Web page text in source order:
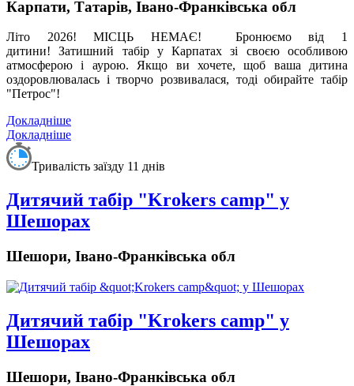
Карпати, Татарів, Івано-Франківська обл
Літо 2026! МІСЦЬ НЕМАЄ! Бронюємо від 1
дитини!
Затишний табір у Карпатах зі своєю особливою
атмосферою і аурою. Якщо ви хочете, щоб ваша дитина
оздоровлювалась і творчо розвивалася, тоді обирайте табір
"Петрос"!
Докладніше
Докладніше
Тривалість заїзду 11 днів
Дитячий табір "Krokers camp" у
Шешорах
Шешори, Івано-Франківська обл
Дитячий табір "Krokers camp" у
Шешорах
Шешори, Івано-Франківська обл